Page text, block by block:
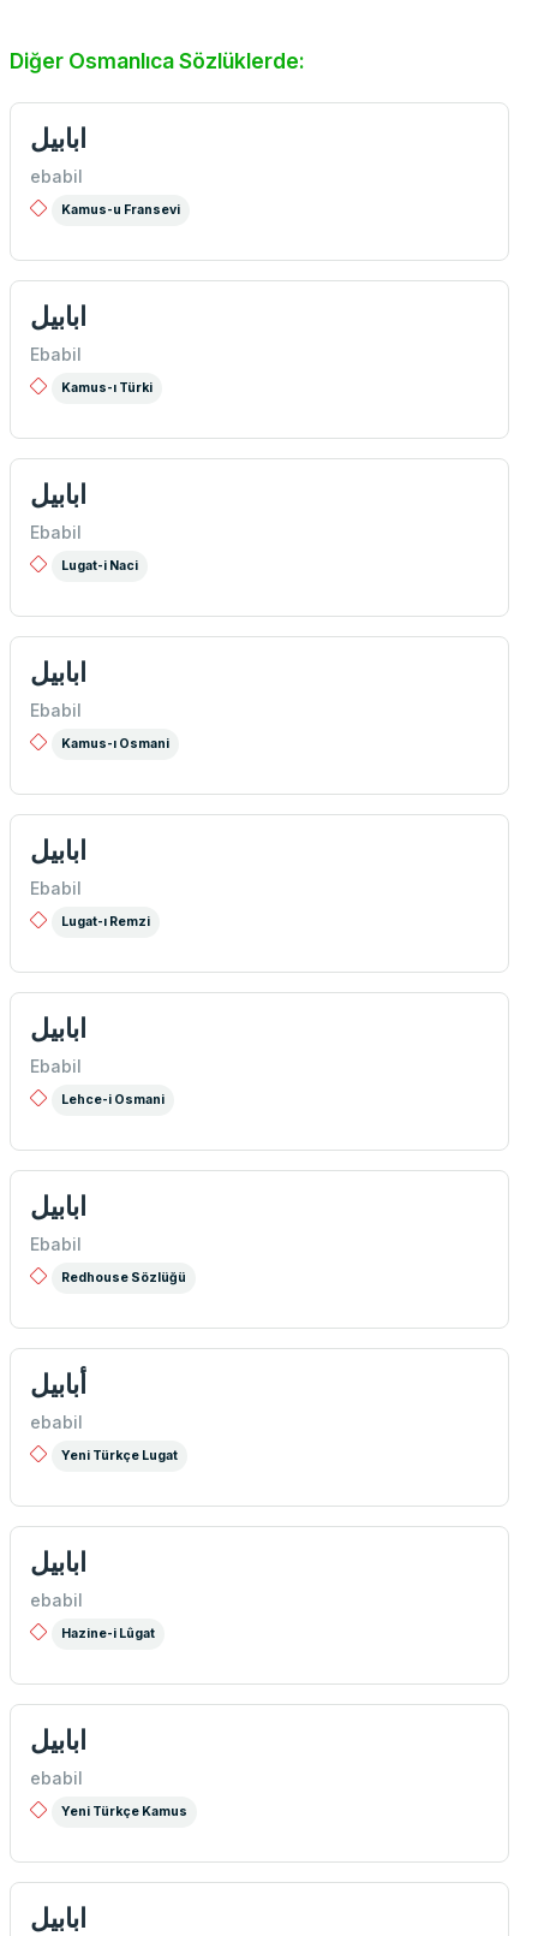
Diğer Osmanlıca Sözlüklerde:
ابابيل
ebabil
Kamus-u Fransevi
ابابيل
Ebabil
Kamus-ı Türki
ابابيل
Ebabil
Lugat-i Naci
ابابيل
Ebabil
Kamus-ı Osmani
ابابيل
Ebabil
Lugat-ı Remzi
ابابيل
Ebabil
Lehce-i Osmani
ابابيل
Ebabil
Redhouse Sözlüğü
أبابيل
ebabil
Yeni Türkçe Lugat
ابابيل
ebabil
Hazine-i Lûgat
ابابیل
ebabil
Yeni Türkçe Kamus
ابابيل